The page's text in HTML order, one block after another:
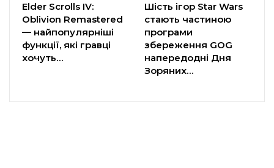
Elder Scrolls IV:
Oblivion Remastered
— найпопулярніші
функції, які гравці
хочуть…
Шість ігор Star Wars
стають частиною
програми
збереження GOG
напередодні Дня
Зоряних…